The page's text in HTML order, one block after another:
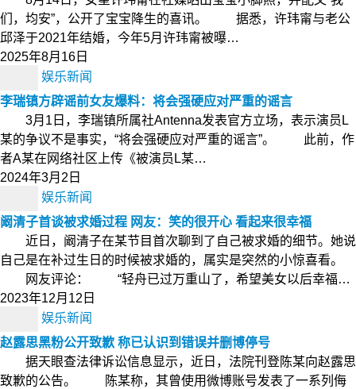
们，均安”，公开了宝宝降生的喜讯。 据悉，许玮甯与老公
邱泽于2021年结婚，今年5月许玮甯被曝…
2025年8月16日
娱乐新闻
李瑞镇方辟谣前女友爆料：将会强硬应对严重的谣言
3月1日，李瑞镇所属社Antenna发表官方立场，表示演员L
某的争议不是事实，“将会强硬应对严重的谣言”。 此前，作
者A某在网络社区上传《被演员L某…
2024年3月2日
娱乐新闻
阚清子首谈被求婚过程 网友：笑的很开心 看起来很幸福
近日，阚清子在某节目首次聊到了自己被求婚的细节。她说
自己是在补过生日的时候被求婚的，属实是突然的小惊喜看。
网友评论： “轻舟已过万重山了，希望美女以后幸福…
2023年12月12日
娱乐新闻
赵露思黑粉公开致歉 称已认识到错误并删博停号
据天眼查法律诉讼信息显示，近日，法院刊登陈某向赵露思
致歉的公告。 陈某称，其曾使用微博账号发表了一系列侮